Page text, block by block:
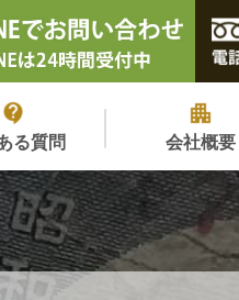
る質問 会社概要